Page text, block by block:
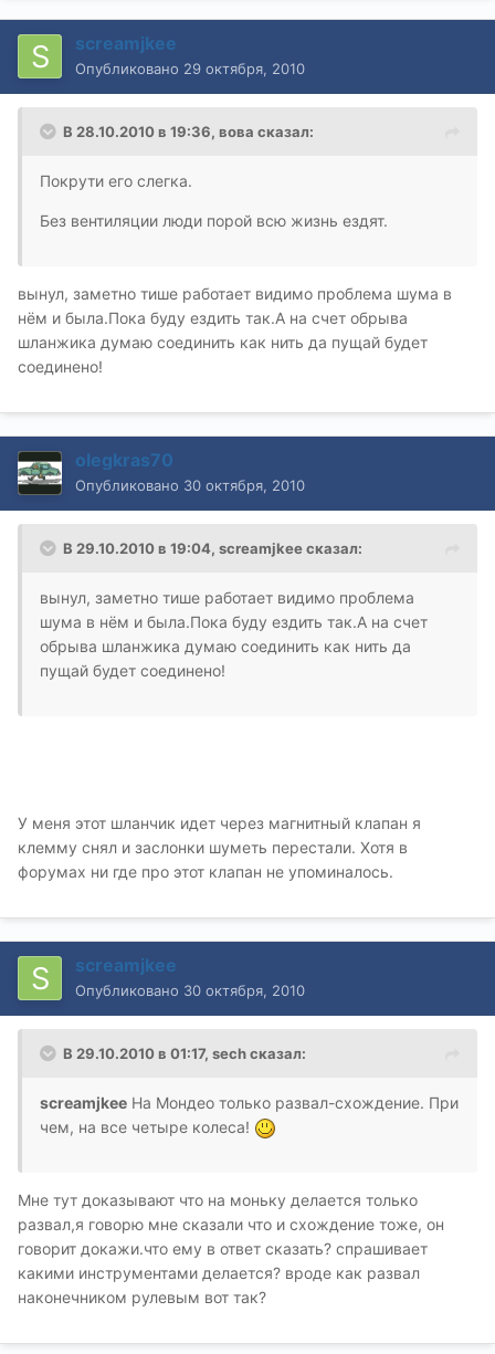
screamjkee
Опубликовано 29 октября, 2010
В 28.10.2010 в 19:36, вова сказал:
Покрути его слегка.
Без вентиляции люди порой всю жизнь ездят.
вынул, заметно тише работает видимо проблема шума в
нём и была.Пока буду ездить так.А на счет обрыва
шланжика думаю соединить как нить да пущай будет
соединено!
olegkras70
Опубликовано 30 октября, 2010
В 29.10.2010 в 19:04, screamjkee сказал:
вынул, заметно тише работает видимо проблема
шума в нём и была.Пока буду ездить так.А на счет
обрыва шланжика думаю соединить как нить да
пущай будет соединено!
У меня этот шланчик идет через магнитный клапан я
клемму снял и заслонки шуметь перестали. Хотя в
форумах ни где про этот клапан не упоминалось.
screamjkee
Опубликовано 30 октября, 2010
В 29.10.2010 в 01:17, sech сказал:
screamjkee На Мондео только развал-схождение. При
чем, на все четыре колеса!
Мне тут доказывают что на моньку делается только
развал,я говорю мне сказали что и схождение тоже, он
говорит докажи.что ему в ответ сказать? спрашивает
какими инструментами делается? вроде как развал
наконечником рулевым вот так?